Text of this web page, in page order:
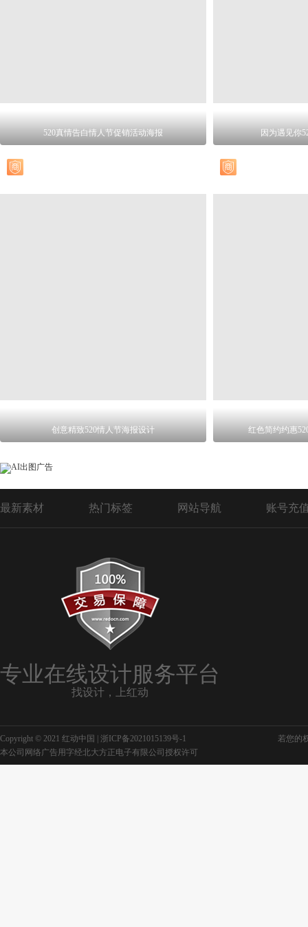
520真情告白情人节促销活动海报 因为遇见你
创意精致520情人节海报设计 红色简约约惠
最新素材 热门标签 网站导航 账号充
专业在线设计服务平台
找设计，上红动
Copyright © 2021 红动中国 | 浙ICP备2021015139号-1
若您的
本公司网络广告用字经北大方正电子有限公司授权许可